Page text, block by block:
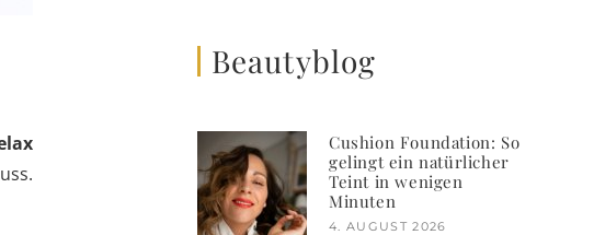
Beautyblog
Cushion Foundation: So
gelingt ein natürlicher
Teint in wenigen
Minuten
4. AUGUST 2026